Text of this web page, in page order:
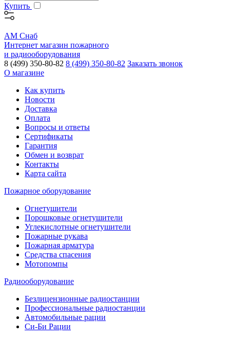
Купить
АМ Снаб
Интернет магазин пожарного
и радиооборудования
8 (499) 350-80-82 8 (499) 350-80-82 Заказать звонок
О магазине
Как купить
Новости
Доставка
Оплата
Вопросы и ответы
Сертификаты
Гарантия
Обмен и возврат
Контакты
Карта сайта
Пожарное оборудование
Огнетушители
Порошковые огнетушители
Углекислотные огнетушители
Пожарные рукава
Пожарная арматура
Средства спасения
Мотопомпы
Радиооборудование
Безлицензионные радиостанции
Профессиональные радиостанции
Автомобильные рации
Си-Би Рации